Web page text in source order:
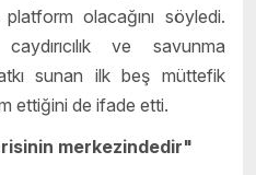
olacağını söyledi.
ve savunma
sunan ilk beş müttefik
ettiğini de ifade etti.
merkezindedir"